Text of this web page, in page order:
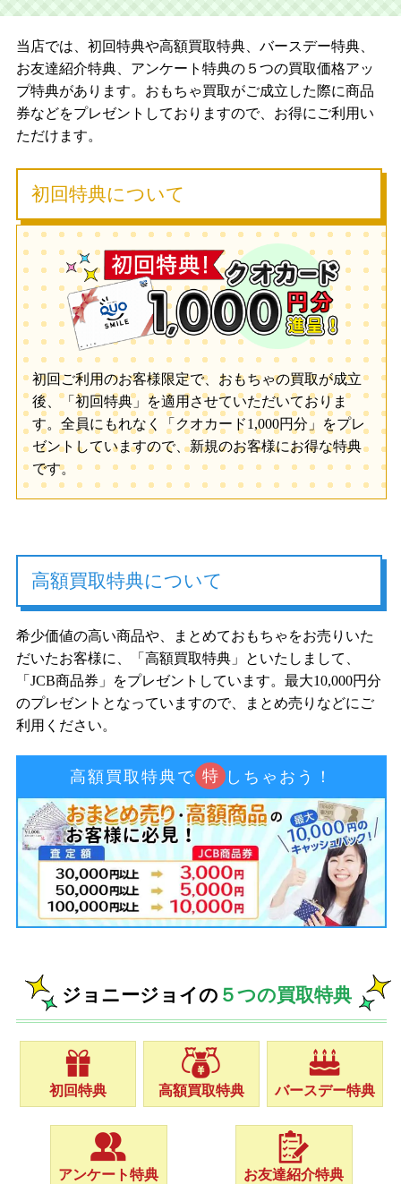
当店では、初回特典や高額買取特典、バースデー特典、
お友達紹介特典、アンケート特典の５つの買取価格アッ
プ特典があります。おもちゃ買取がご成立した際に商品
券などをプレゼントしておりますので、お得にご利用い
ただけます。
初回特典について
初回ご利用のお客様限定で、おもちゃの買取が成立
後、「初回特典」を適用させていただいておりま
す。全員にもれなく「クオカード1,000円分」をプレ
ゼントしていますので、新規のお客様にお得な特典
です。
高額買取特典について
希少価値の高い商品や、まとめておもちゃをお売りいた
だいたお客様に、「高額買取特典」といたしまして、
「JCB商品券」をプレゼントしています。最大10,000円分
のプレゼントとなっていますので、まとめ売りなどにご
利用ください。
高額買取特典で 特 しちゃおう！
ジョニージョイの ５つの買取特典
初回特典 高額買取特典 バースデー特典
アンケート特典 お友達紹介特典